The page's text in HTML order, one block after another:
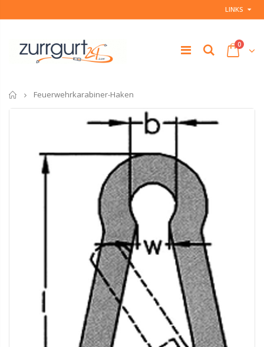
LINKS
0
Startseite
Feuerwehrkarabiner-Haken